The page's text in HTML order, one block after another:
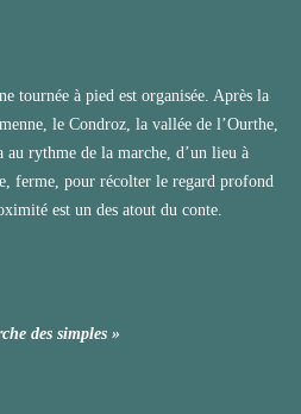
tournée à pied est organisée. Après la
le Condroz, la vallée de l’Ourthe,
rythme de la marche, d’un lieu à
ferme, pour récolter le regard profond
est un des atout du conte.
des simples »